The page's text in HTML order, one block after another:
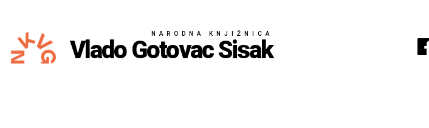
NARODNA KNJIŽNICA
Vlado Gotovac Sisak